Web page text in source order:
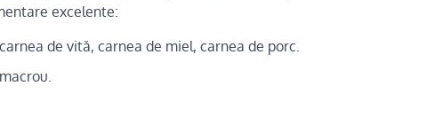
excelente:
de vită, carnea de miel, carnea de porc.